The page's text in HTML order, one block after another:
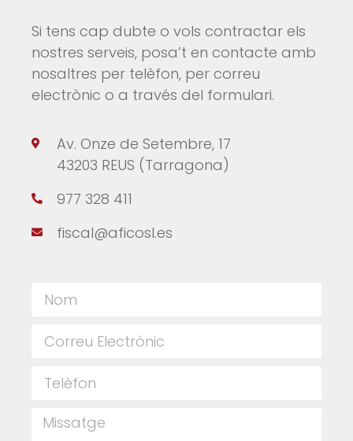
Si tens cap dubte o vols contractar els
nostres serveis, posa’t en contacte amb
nosaltres per telèfon, per correu
electrònic o a través del formulari.
Av. Onze de Setembre, 17
43203 REUS (Tarragona)
977 328 411
fiscal@aficosl.es